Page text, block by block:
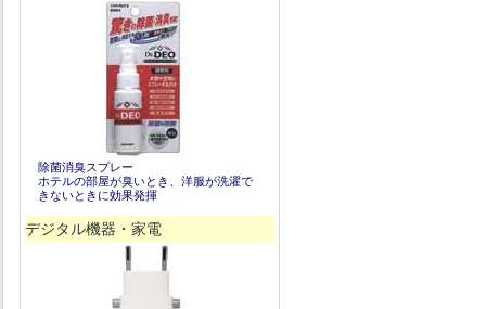
除菌消臭スプレー
ホテルの部屋が臭いとき、洋服が洗濯で
きないときに効果発揮
デジタル機器・家電